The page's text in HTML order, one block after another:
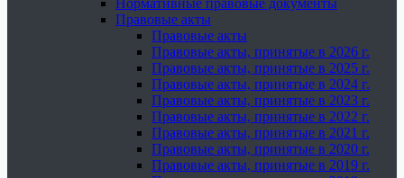
Нормативные правовые документы
Правовые акты
Правовые акты
Правовые акты, принятые в 2026 г.
Правовые акты, принятые в 2025 г.
Правовые акты, принятые в 2024 г.
Правовые акты, принятые в 2023 г.
Правовые акты, принятые в 2022 г.
Правовые акты, принятые в 2021 г.
Правовые акты, принятые в 2020 г.
Правовые акты, принятые в 2019 г.